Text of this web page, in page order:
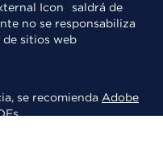
saldrá de
no se responsabiliza
sitios web
se recomienda Adobe